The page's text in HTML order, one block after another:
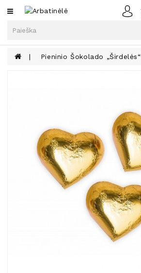
Kategorijos
Kava
Riešutai
Pieninio Šokolado „Širdelės“